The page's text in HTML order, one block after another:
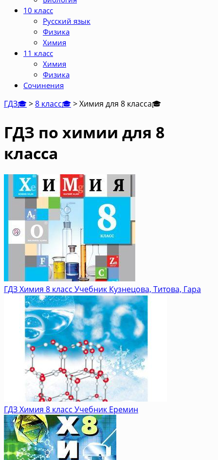
10 класс
Русский язык
Физика
Химия
11 класс
Химия
Физика
Сочинения
ГДЗ🎓>8 класс🎓>Химия для 8 класса🎓
ГДЗ по химии для 8
класса
ГДЗ Химия 8 класс Учебник Кузнецова, Титова, Гара
ГДЗ Химия 8 класс Учебник Еремин